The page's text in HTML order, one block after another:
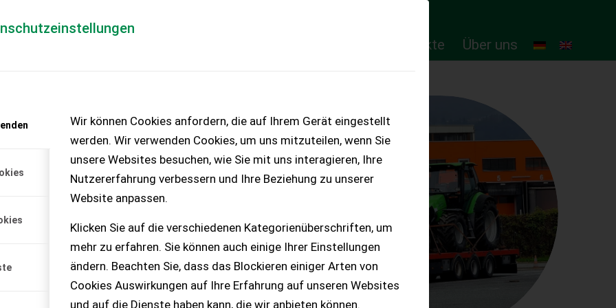
Wir können Cookies anfordern, die auf Ihrem Gerät eingestellt
werden. Wir verwenden Cookies, um uns mitzuteilen, wenn Sie
unsere Websites besuchen, wie Sie mit uns interagieren, Ihre
Nutzererfahrung verbessern und Ihre Beziehung zu unserer
Website anpassen.
Klicken Sie auf die verschiedenen Kategorienüberschriften, um
mehr zu erfahren. Sie können auch einige Ihrer Einstellungen
ändern. Beachten Sie, dass das Blockieren einiger Arten von
Cookies Auswirkungen auf Ihre Erfahrung auf unseren Websites
und auf die Dienste haben kann, die wir anbieten können.
Online-Produkte Über uns
– KEINE
- Seitenschild
Planie...